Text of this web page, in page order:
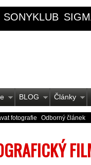
SONYKLUB
BLOG Články
fotografie Odborný článek